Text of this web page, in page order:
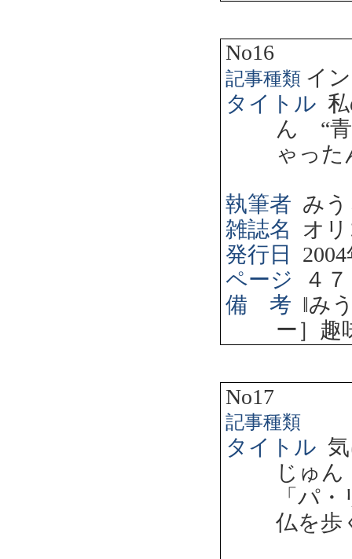
No16
記事種類 イ
タイトル
ん “青
ゃっ
執筆者 み
雑誌名
オ
発行日
2004
ページ
４７
備 考 ‖み
ー］趣
No17
記事種類
タイトル
じゅ
「パ
仏を歩